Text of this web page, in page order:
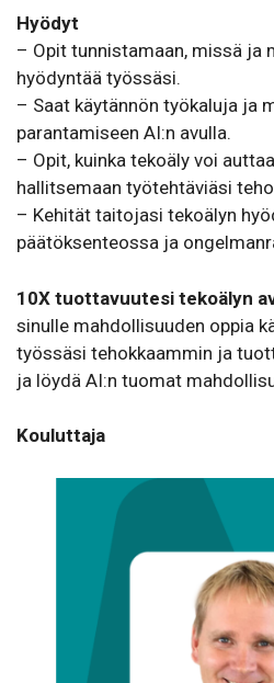
Hyödyt
– Opit tunnistamaan, missä ja
hyödyntää työssäsi.
– Saat käytännön työkaluja ja
parantamiseen AI:n avulla.
– Opit, kuinka tekoäly voi
hallitsemaan työtehtäviäsi
– Kehität taitojasi tekoälyn
päätöksenteossa ja
10X tuottavuutesi tekoälyn
sinulle mahdollisuuden oppia
työssäsi tehokkaammin ja
ja löydä AI:n tuomat
Kouluttaja